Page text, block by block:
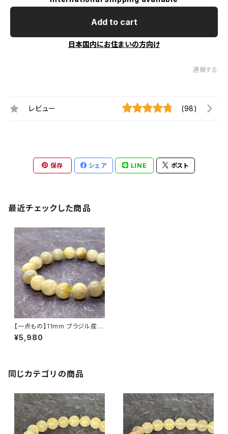
Add to cart
日本国内にお住まいの方向け
通報する
レビュー (98)
保存 シェア LINE ポスト
最近チェックした商品
【一点もの】11mm ブラジル産
ゴールド・ルチルクォーツ ブレス
レット
¥5,980
同じカテゴリの商品